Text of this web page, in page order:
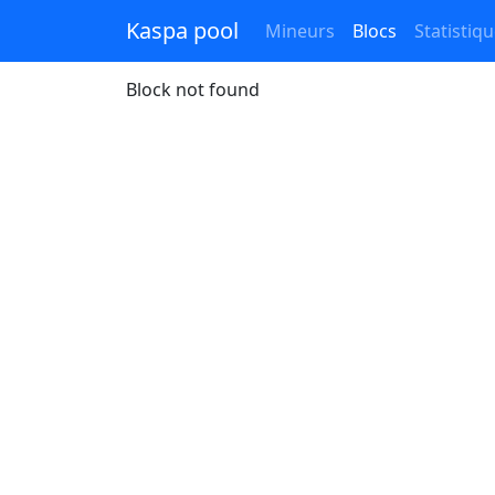
Kaspa pool Mineurs Blocs
Block not found